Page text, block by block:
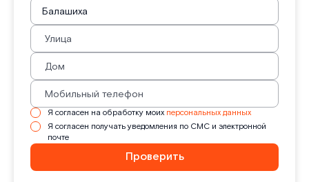
Я согласен на обработку моих персональных данных
Я согласен получать уведомления по СМС и электронной
почте
Проверить